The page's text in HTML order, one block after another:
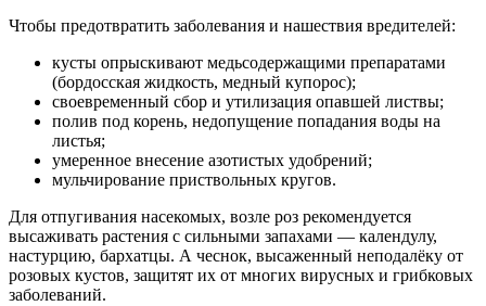
Чтобы предотвратить заболевания и нашествия вредителей:
кусты опрыскивают медьсодержащими препаратами
(бордосская жидкость, медный купорос);
своевременный сбор и утилизация опавшей листвы;
полив под корень, недопущение попадания воды на
листья;
умеренное внесение азотистых удобрений;
мульчирование приствольных кругов.
Для отпугивания насекомых, возле роз рекомендуется
высаживать растения с сильными запахами — календулу,
настурцию, бархатцы. А чеснок, высаженный неподалёку от
розовых кустов, защитят их от многих вирусных и грибковых
заболеваний.